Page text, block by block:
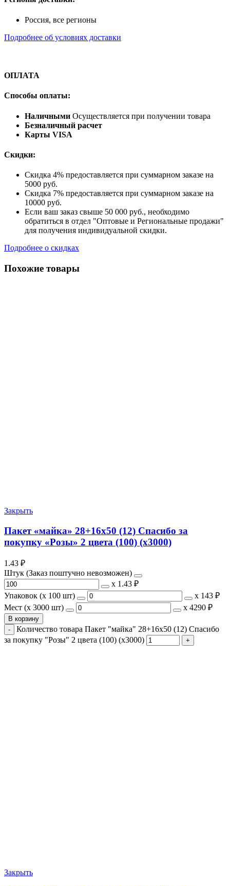
Россия, все регионы
Подробнее об условиях доставки
ОПЛАТА
Способы оплаты:
Наличными Осуществляется при получении товара
Безналичный расчет
Карты VISA
Скидки:
Скидка 4% предоставляется при суммарном заказе на
5000 руб.
Скидка 7% предоставляется при суммарном заказе на
10000 руб.
Если ваш заказ свыше 50 000 руб., необходимо
обратиться в отдел "Оптовые и Региональные продажи"
для получения индивидуальной скидки.
Подробнее о скидках
Похожие товары
Закрыть
Пакет «майка» 28+16х50 (12) Спасибо за
покупку «Розы» 2 цвета (100) (х3000)
1.43 ₽
Штук (Заказ поштучно невозможен)
х 1.43 ₽
Упаковок (x 100 шт)
х 143 ₽
Мест (x 3000 шт)
х 4290 ₽
В корзину
Количество товара Пакет "майка" 28+16х50 (12) Спасибо
за покупку "Розы" 2 цвета (100) (х3000)
Закрыть